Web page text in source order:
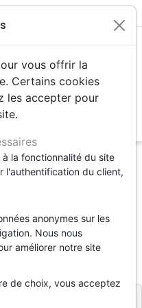
(<16 p.)
Chrétienne
vous offrir la
Certains cookies
les accepter pour
la fonctionnalité du site
l'authentification du client,
anonymes sur les
Nous nous
améliorer notre site
de choix, vous acceptez